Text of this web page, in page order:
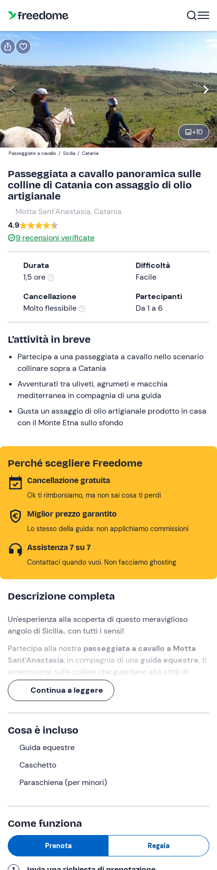
+10
1 ora
Navigate
forward
to
interact
the
calendar
and
select
a
date.
question
mark
keyboard
dates.
Modifica
08:00 Modifica
Partecipanti
35 €
Passeggiate a cavallo / Sicilia / Catania
Passeggiata a cavallo panoramica sulle
colline di Catania con assaggio di olio
artigianale
Motta Sant'Anastasia, Catania
4.9
9 recensioni verificate
Durata
1,5 ore
Difficoltà
Facile
Cancellazione
Molto flessibile
Partecipanti
Da 1 a 6
L’attività in breve
Partecipa a una passeggiata a cavallo nello scenario
collinare sopra a Catania
Avventurati tra uliveti, agrumeti e macchia
mediterranea in compagnia di una guida
Gusta un assaggio di olio artigianale prodotto in casa
con il Monte Etna sullo sfondo
Perché scegliere Freedome
Cancellazione gratuita
Ok ti rimborsiamo, ma non sai cosa ti perdi
Miglior prezzo garantito
Lo stesso della guida: non applichiamo commissioni
Assistenza 7 su 7
Contattaci quando vuoi. Non facciamo ghosting
Descrizione completa
Un'esperienza alla scoperta di questo meraviglioso
angolo di Sicilia.. con tutti i sensi!
Partecipa alla nostra passeggiata a cavallo a Motta
Sant'Anastasia: in compagnia di una guida equestre, ti
avventurerai sulle colline che guardano alla città di
Catania e al Monte Etna, godendo di una
panoramica esclusivaallietata dal
Un'escursione di 1 o 2 ore
assaggio di olio artigianale
guida!
Cosa faremo
L'appuntamento è15 minuti prima
(CT). Ad accoglierci sarà laguida equestreche ci
accompagnerà in questa avventura!
Radunati tutti i partecipanti,incontreremo i cavallie
procederemo con la messa in sella. La guida non
mancherà di illustrarci lenozioni base dell'equitazione
Continua a leggere
Cosa è incluso
Guida equestre
Caschetto
Paraschiena (per minori)
Come funziona
Prenota Regala